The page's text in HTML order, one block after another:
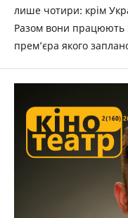
лише чотири: крім
Разом вони працюють
прем’єра якого